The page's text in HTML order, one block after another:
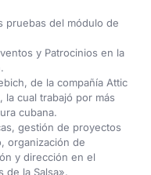
pruebas del módulo de
y Patrocinios en la
de la compañía Attic
la cual trabajó por más
cubana.
gestión de proyectos
organización de
y dirección en el
de la Salsa».